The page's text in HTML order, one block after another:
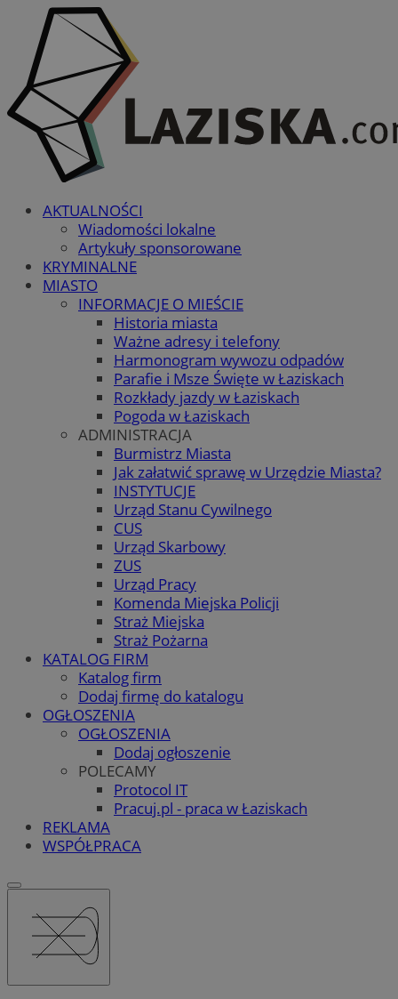
AKTUALNOŚCI
Wiadomości lokalne
Artykuły sponsorowane
KRYMINALNE
MIASTO
INFORMACJE O MIEŚCIE
Historia miasta
Ważne adresy i telefony
Harmonogram wywozu odpadów
Parafie i Msze Święte w Łaziskach
Rozkłady jazdy w Łaziskach
Pogoda w Łaziskach
ADMINISTRACJA
Burmistrz Miasta
Jak załatwić sprawę w Urzędzie Miasta?
INSTYTUCJE
Urząd Stanu Cywilnego
CUS
Urząd Skarbowy
ZUS
Urząd Pracy
Komenda Miejska Policji
Straż Miejska
Straż Pożarna
KATALOG FIRM
Katalog firm
Dodaj firmę do katalogu
OGŁOSZENIA
OGŁOSZENIA
Dodaj ogłoszenie
POLECAMY
Protocol IT
Pracuj.pl - praca w Łaziskach
REKLAMA
WSPÓŁPRACA